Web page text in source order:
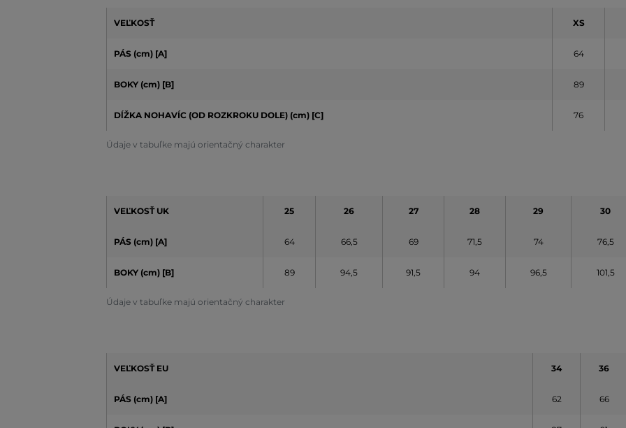
Údaje v tabuľke majú orientačný charakter
VEĽKOSŤ XS
PÁS (cm) [A] 64
BOKY (cm) [B] 89
DĺŽKA NOHAVÍC (OD ROZKROKU DOLE) (cm) [C] 76
Údaje v tabuľke majú orientačný charakter
VEĽKOSŤ UK 25 26 27 28 29 30
PÁS (cm) [A] 64 66,5 69 71,5 74 76,5
BOKY (cm) [B] 89 94,5 91,5 94 96,5 101,5
VEĽKOSŤ EU 34 36
PÁS (cm) [A] 62 66